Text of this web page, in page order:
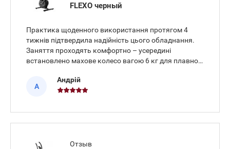
FLEXO черный
Практика щоденного використання протягом 4
тижнів підтвердила надійність цього обладнання.
Заняття проходять комфортно – усередині
встановлено махове колесо вагою 6 кг для плавної
відчувають занадто сильного напруження.
Велотренажер Trex Sport TX-450MB
А
Андрій
Отзыв